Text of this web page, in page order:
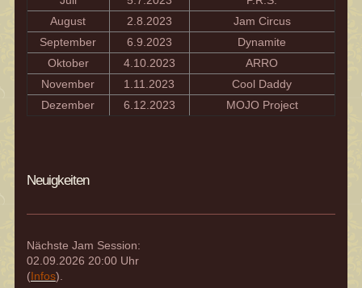
August
2.8.2023
Jam Circus
September
6.9.2023
Dynamite
Oktober
4.10.2023
ARRO
November
1.11.2023
Cool Daddy
Dezember
6.12.2023 MOJO Project
Neuigkeiten
Nächste Jam Session:
02.09.2026 20:00 Uhr
(Infos).